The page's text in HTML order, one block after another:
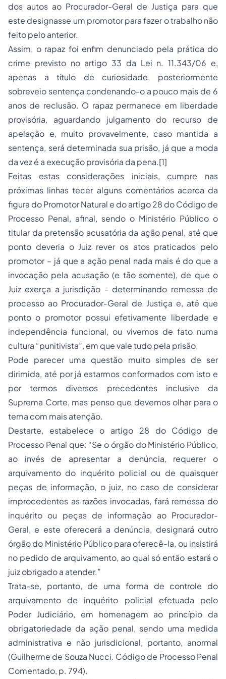
dos autos ao Procurador-Geral de Justiça para que
este designasse um promotor para fazer o trabalho não
feito pelo anterior.
Assim, o rapaz foi enfim denunciado pela prática do
crime previsto no artigo 33 da Lei n. 11.343/06 e,
apenas a título de curiosidade, posteriormente
sobreveio sentença condenando-o a pouco mais de 6
anos de reclusão. O rapaz permanece em liberdade
provisória, aguardando julgamento do recurso de
apelação e, muito provavelmente, caso mantida a
sentença, será determinada sua prisão, já que a moda
da vez é a execução provisória da pena.[1]
Feitas estas considerações iniciais, cumpre nas
próximas linhas tecer alguns comentários acerca da
figura do Promotor Natural e do artigo 28 do Código de
Processo Penal, afinal, sendo o Ministério Público o
titular da pretensão acusatória da ação penal, até que
ponto deveria o Juiz rever os atos praticados pelo
promotor – já que a ação penal nada mais é do que a
invocação pela acusação (e tão somente), de que o
Juiz exerça a jurisdição - determinando remessa de
processo ao Procurador-Geral de Justiça e, até que
ponto o promotor possui efetivamente liberdade e
independência funcional, ou vivemos de fato numa
cultura “punitivista”, em que vale tudo pela prisão.
Pode parecer uma questão muito simples de ser
dirimida, até por já estarmos conformados com isto e
por termos diversos precedentes inclusive da
Suprema Corte, mas penso que devemos olhar para o
tema com mais atenção.
Destarte, estabelece o artigo 28 do Código de
Processo Penal que: “Se o órgão do Ministério Público,
ao invés de apresentar a denúncia, requerer o
arquivamento do inquérito policial ou de quaisquer
peças de informação, o juiz, no caso de considerar
improcedentes as razões invocadas, fará remessa do
inquérito ou peças de informação ao Procurador-
Geral, e este oferecerá a denúncia, designará outro
órgão do Ministério Público para oferecê-la, ou insistirá
no pedido de arquivamento, ao qual só então estará o
juiz obrigado a atender.”
Trata-se, portanto, de uma forma de controle do
arquivamento de inquérito policial efetuada pelo
Poder Judiciário, em homenagem ao princípio da
obrigatoriedade da ação penal, sendo uma medida
administrativa e não jurisdicional, portanto, anormal
(Guilherme de Souza Nucci. Código de Processo Penal
Comentado, p. 794).